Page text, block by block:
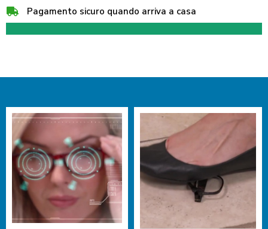
Pagamento sicuro quando arriva a casa